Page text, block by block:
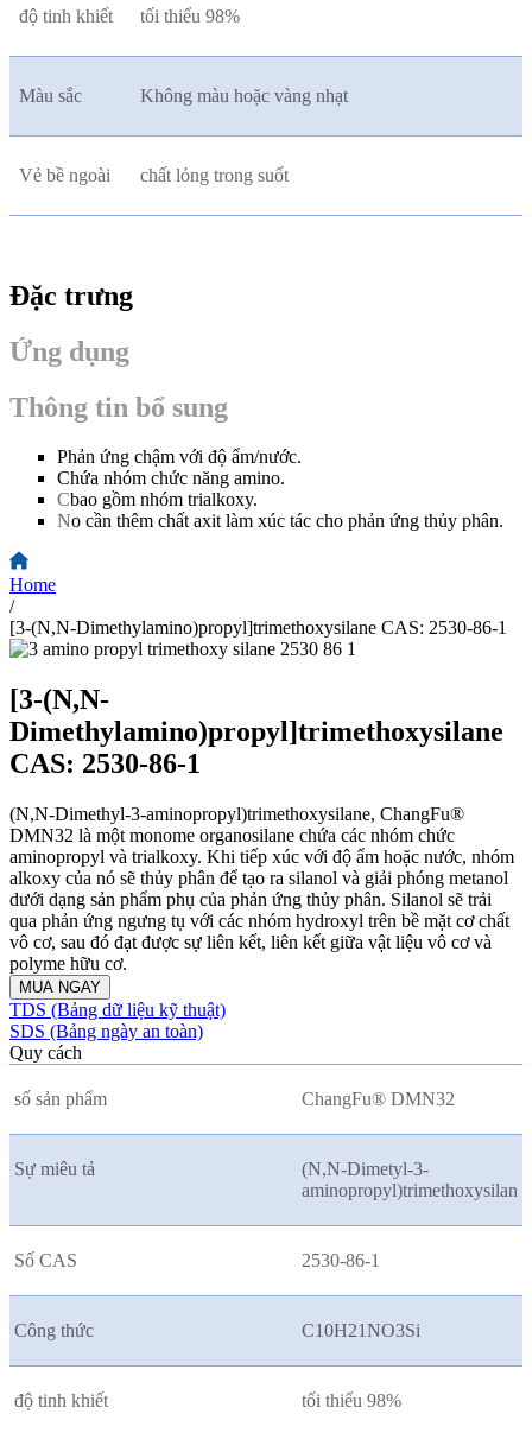
độ tinh khiết tối thiểu 98%
Màu sắc Không màu hoặc vàng nhạt
Vẻ bề ngoài chất lỏng trong suốt
Đặc trưng
Ứng dụng
Thông tin bổ sung
Phản ứng chậm với độ ẩm/nước.
Chứa nhóm chức năng amino.
Cbao gồm nhóm trialkoxy.
No cần thêm chất axit làm xúc tác cho phản ứng thủy phân.
Home
/
[3-(N,N-Dimethylamino)propyl]trimethoxysilane CAS: 2530-86-1
[3-(N,N-
Dimethylamino)propyl]trimethoxysilane
CAS: 2530-86-1
(N,N-Dimethyl-3-aminopropyl)trimethoxysilane, ChangFu®
DMN32 là một monome organosilane chứa các nhóm chức
aminopropyl và trialkoxy. Khi tiếp xúc với độ ẩm hoặc nước, nhóm
alkoxy của nó sẽ thủy phân để tạo ra silanol và giải phóng metanol
dưới dạng sản phẩm phụ của phản ứng thủy phân. Silanol sẽ trải
qua phản ứng ngưng tụ với các nhóm hydroxyl trên bề mặt cơ chất
vô cơ, sau đó đạt được sự liên kết, liên kết giữa vật liệu vô cơ và
polyme hữu cơ.
MUA NGAY
TDS (Bảng dữ liệu kỹ thuật)
SDS (Bảng ngày an toàn)
Quy cách
số sản phẩm ChangFu® DMN32
Sự miêu tả
(N,N-Dimetyl-3-
aminopropyl)trimethoxysilan
Số CAS 2530-86-1
Công thức C10H21NO3Si
độ tinh khiết tối thiểu 98%